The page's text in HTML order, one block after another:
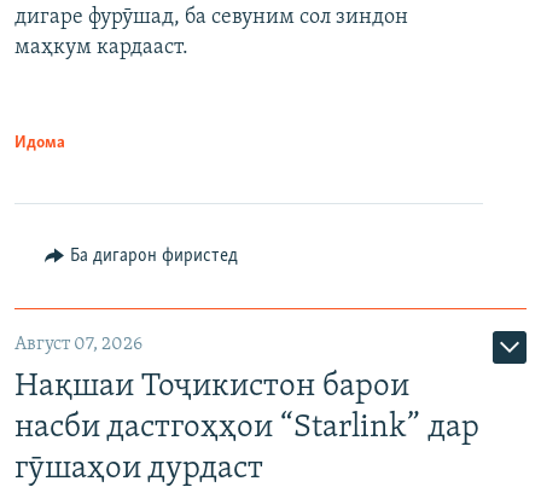
дигаре фурӯшад, ба севуним сол зиндон
маҳкум кардааст.
Идома
Ба дигарон фиристед
Август 07, 2026
Нақшаи Тоҷикистон барои
насби дастгоҳҳои “Starlink” дар
гӯшаҳои дурдаст